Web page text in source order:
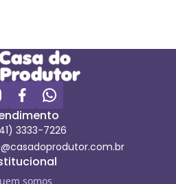
3333-7226
somos